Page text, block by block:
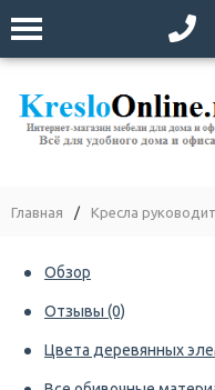
Главная / Кресла
Обзор
Отзывы (0)
Цвета деревянных